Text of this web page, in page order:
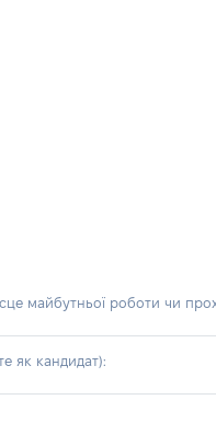
майбутньої роботи чи
як кандидат):